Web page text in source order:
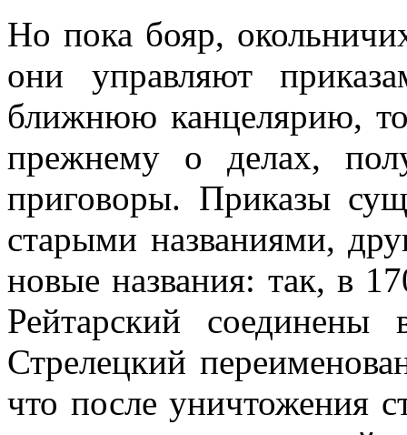
Но пока бояр,
они управляют
ближнюю канцелярию,
прежнему о делах,
приговоры. Приказы
старыми названиями,
новые названия: так, в
Рейтарский
Стрелецкий
что после уничтожения